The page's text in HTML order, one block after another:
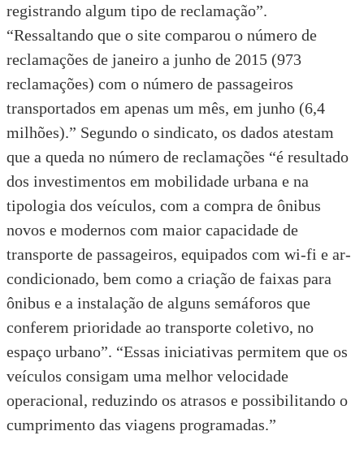
registrando algum tipo de reclamação”.
“Ressaltando que o site comparou o número de
reclamações de janeiro a junho de 2015 (973
reclamações) com o número de passageiros
transportados em apenas um mês, em junho (6,4
milhões).” Segundo o sindicato, os dados atestam
que a queda no número de reclamações “é resultado
dos investimentos em mobilidade urbana e na
tipologia dos veículos, com a compra de ônibus
novos e modernos com maior capacidade de
transporte de passageiros, equipados com wi-fi e ar-
condicionado, bem como a criação de faixas para
ônibus e a instalação de alguns semáforos que
conferem prioridade ao transporte coletivo, no
espaço urbano”. “Essas iniciativas permitem que os
veículos consigam uma melhor velocidade
operacional, reduzindo os atrasos e possibilitando o
cumprimento das viagens programadas.”